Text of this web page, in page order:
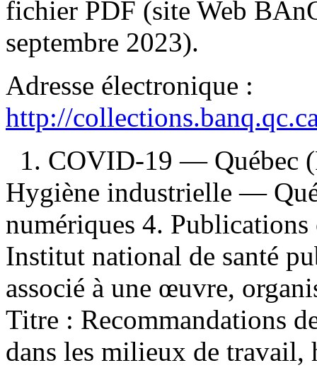
fichier PDF (site Web
septembre 2023).
Adresse électronique :
http://
1. COVID-19 — Québec
Hygiène industrielle —
numériques 4.
Institut national de santé
associé à une œuvre,
Titre : Recommandations
dans les milieux de travail,